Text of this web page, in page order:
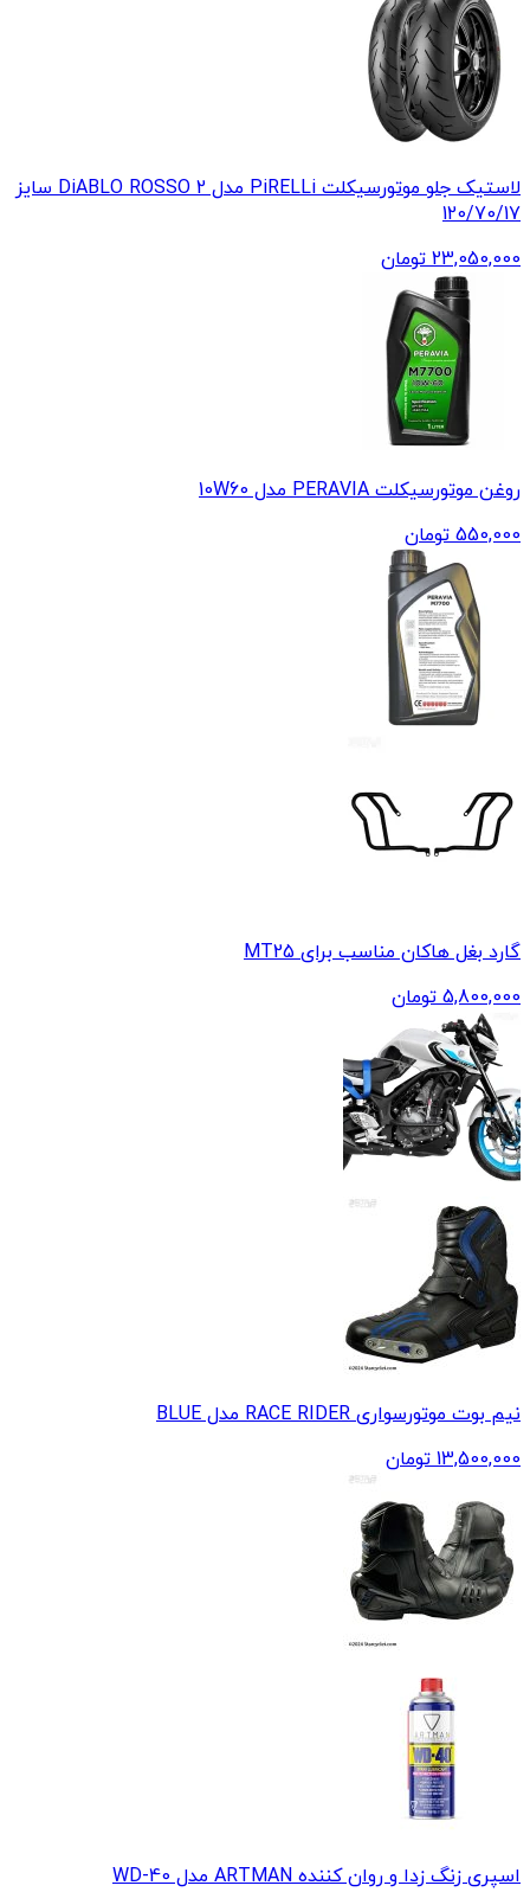
لاستیک جلو موتورسیکلت PiRELLi مدل DiABLO ROSSO 2 سایز
120/70/17
23,050,000 تومان
روغن موتورسیکلت PERAVIA مدل 10W60
550,000 تومان
گارد بغل هاکان مناسب برای MT25
5,800,000 تومان
نیم بوت موتورسواری RACE RIDER مدل BLUE
13,500,000 تومان
اسپری زنگ زدا و روان کننده ARTMAN مدل WD-40